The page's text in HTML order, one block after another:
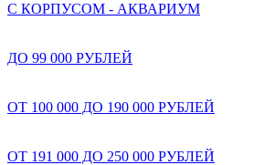
С КОРПУСОМ - АКВАРИУМ
ДО 99 000 РУБЛЕЙ
ОТ 100 000 ДО 190 000 РУБЛЕЙ
ОТ 191 000 ДО 250 000 РУБЛЕЙ